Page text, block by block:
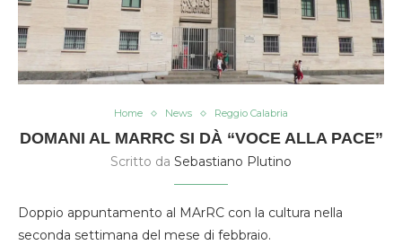
Home News Reggio Calabria
DOMANI AL MARRC SI DÀ “VOCE ALLA PACE”
Scritto da Sebastiano Plutino
Doppio appuntamento al MArRC con la cultura nella
seconda settimana del mese di febbraio.